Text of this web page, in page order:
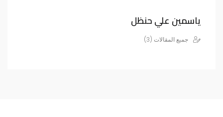
ياسمين علي حنظل
جميع المقالات (3)